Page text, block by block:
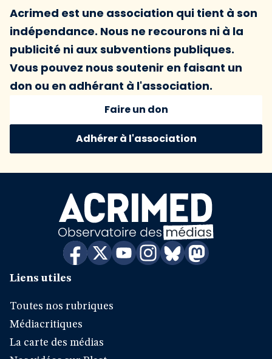
Acrimed est une association qui tient à son
indépendance. Nous ne recourons ni à la
publicité ni aux subventions publiques.
Vous pouvez nous soutenir en faisant un
don ou en adhérant à l'association.
Faire un don
Adhérer à l'association
Liens utiles
Toutes nos rubriques
Médiacritiques
La carte des médias